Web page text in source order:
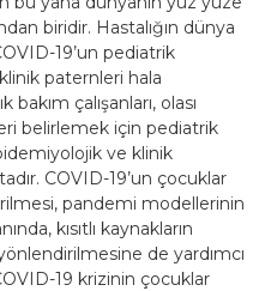
biridir. Hastalığın dünya
19’un pediatrik
paternleri hala
çalışanları, olası
belirlemek için pediatrik
ve klinik
COVID-19’un çocuklar
pandemi modellerinin
kısıtlı kaynakların
de yardımcı
19 krizinin çocuklar